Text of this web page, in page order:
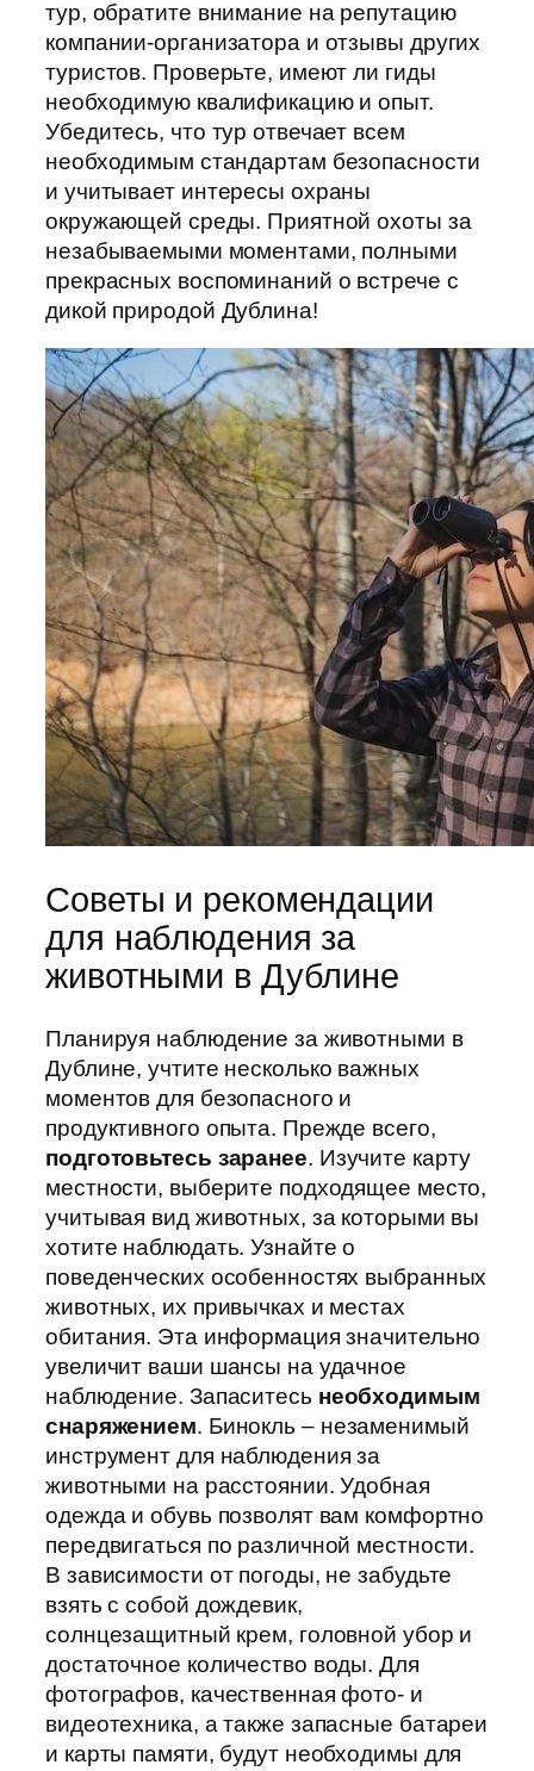
тур, обратите внимание на репутацию
компании-организатора и отзывы других
туристов. Проверьте, имеют ли гиды
необходимую квалификацию и опыт.
Убедитесь, что тур отвечает всем
необходимым стандартам безопасности
и учитывает интересы охраны
окружающей среды. Приятной охоты за
незабываемыми моментами, полными
прекрасных воспоминаний о встрече с
дикой природой Дублина!
Советы и рекомендации
для наблюдения за
животными в Дублине
Планируя наблюдение за животными в
Дублине, учтите несколько важных
моментов для безопасного и
продуктивного опыта. Прежде всего,
подготовьтесь заранее. Изучите карту
местности, выберите подходящее место,
учитывая вид животных, за которыми вы
хотите наблюдать. Узнайте о
поведенческих особенностях выбранных
животных, их привычках и местах
обитания. Эта информация значительно
увеличит ваши шансы на удачное
наблюдение. Запаситесь необходимым
снаряжением. Бинокль – незаменимый
инструмент для наблюдения за
животными на расстоянии. Удобная
одежда и обувь позволят вам комфортно
передвигаться по различной местности.
В зависимости от погоды, не забудьте
взять с собой дождевик,
солнцезащитный крем, головной убор и
достаточное количество воды. Для
фотографов, качественная фото- и
видеотехника, а также запасные батареи
и карты памяти, будут необходимы для